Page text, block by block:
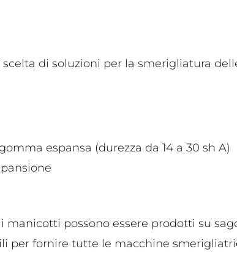
di soluzioni per la smerigliatura
espansa (durezza da 14 a 30 sh A)
manicotti possono essere prodotti su
per fornire tutte le macchine